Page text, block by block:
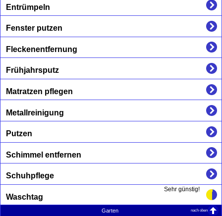
Entrümpeln
Fenster putzen
Fleckenentfernung
Frühjahrsputz
Matratzen pflegen
Metallreinigung
Putzen
Schimmel entfernen
Schuhpflege
Sehr günstig!
Waschtag
Garten nach oben